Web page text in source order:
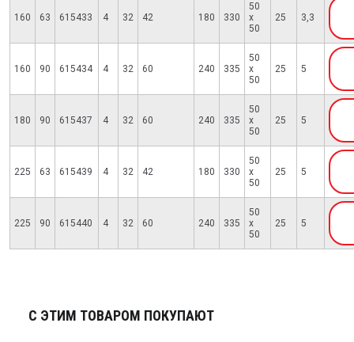
160 63 615433 4 32 42 180 330
50
x
50
25 3,3
160 90 615434 4 32 60 240 335
50
x
50
25 5
180 90 615437 4 32 60 240 335
50
x
50
25 5
225 63 615439 4 32 42 180 330
50
x
50
25 5
225 90 615440 4 32 60 240 335
50
x
50
25 5
С ЭТИМ ТОВАРОМ ПОКУПАЮТ